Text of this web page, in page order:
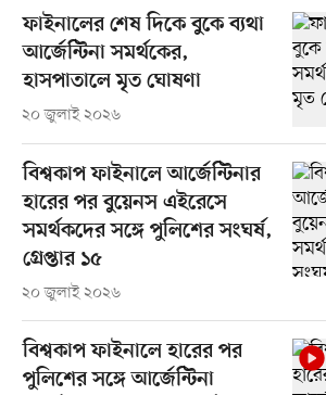
ফাইনালের শেষ দিকে বুকে ব্যথা
আর্জেন্টিনা সমর্থকের,
হাসপাতালে মৃত ঘোষণা
২০ জুলাই ২০২৬
বিশ্বকাপ ফাইনালে আর্জেন্টিনার
হারের পর বুয়েনস এইরেসে
সমর্থকদের সঙ্গে পুলিশের সংঘর্ষ,
গ্রেপ্তার ১৫
২০ জুলাই ২০২৬
বিশ্বকাপ ফাইনালে হারের পর
পুলিশের সঙ্গে আর্জেন্টিনা